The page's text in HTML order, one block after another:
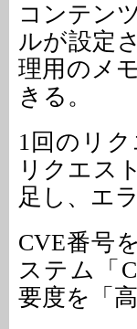
コンテン
ルが設定
理用のメ
きる。
1回のリ
リクエス
足し、エ
CVE番号
ステム「
要度を「